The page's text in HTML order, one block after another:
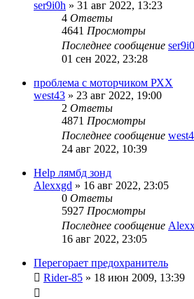
ser9i0h » 31 авг 2022, 13:23
4 Ответы
4641 Просмотры
Последнее сообщение
01 сен 2022, 23:28
проблема с моторчиком РХХ
west43 » 23 авг 2022, 19:00
2 Ответы
4871 Просмотры
Последнее сообщение
24 авг 2022, 10:39
Help лямбд зонд
Alexxgd » 16 авг 2022, 23:05
0 Ответы
5927 Просмотры
Последнее сообщение
16 авг 2022, 23:05
Перегорает предохранитель
Rider-85 » 18 июн 2009, 13:39